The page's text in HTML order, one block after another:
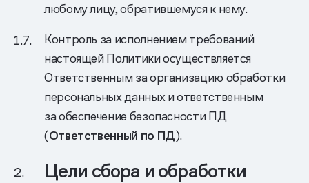
любому лицу, обратившемуся к нему.
Контроль за исполнением требований
настоящей Политики осуществляется
Ответственным за организацию обработки
персональных данных и ответственным
за обеспечение безопасности ПД
(Ответственный по ПД).
Цели сбора и обработки